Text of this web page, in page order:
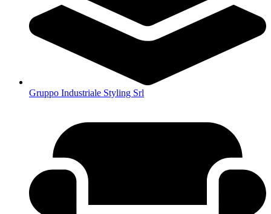
Gruppo Industriale Styling Srl